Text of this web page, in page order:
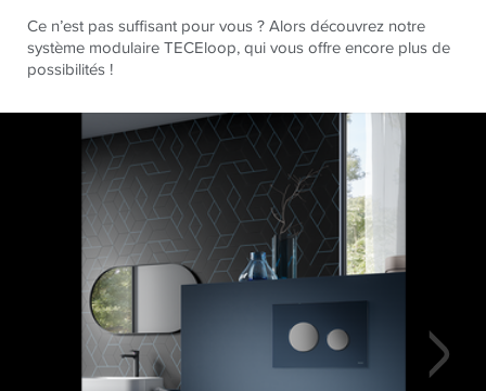
Ce n’est pas suffisant pour vous ? Alors découvrez notre
système modulaire TECEloop, qui vous offre encore plus de
possibilités !